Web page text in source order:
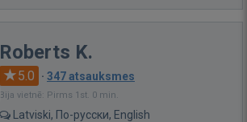
Roberts K.
5.0 · 347 atsauksmes
Bija vietnē: Pirms 1st. 0 min.
Latviski, По-русски, English